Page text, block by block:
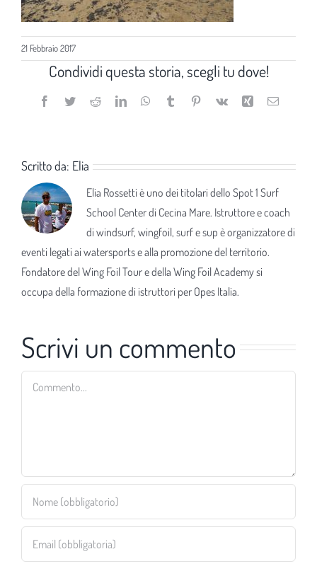
21 Febbraio 2017
Condividi questa storia, scegli tu dove!
Facebook
TwitterRedditLinkedInWhatsApp
TumblrPinterest
Vk Xing Email
Scritto da: Elia
Elia Rossetti è uno dei titolari dello Spot 1 Surf
School Center di Cecina Mare. Istruttore e coach
di windsurf, wingfoil, surf e sup è organizzatore di
eventi legati ai watersports e alla promozione del territorio.
Fondatore del Wing Foil Tour e della Wing Foil Academy si
occupa della formazione di istruttori per Opes Italia.
Scrivi un commento
Commento